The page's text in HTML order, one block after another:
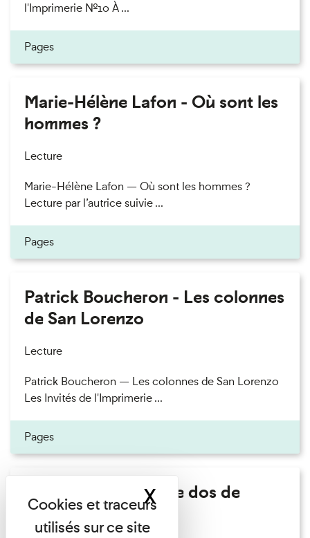
l'Imprimerie n°10 À ...
Pages
Marie-Hélène Lafon - Où sont les
hommes ?
Lecture
Marie-Hélène Lafon — Où sont les hommes ?
Lecture par l’autrice suivie ...
Pages
Patrick Boucheron - Les colonnes
de San Lorenzo
Lecture
Patrick Boucheron — Les colonnes de San Lorenzo
Les Invités de l'Imprimerie ...
Pages
Philippe Artières - Le dos de
l'histoire
XMasquer le